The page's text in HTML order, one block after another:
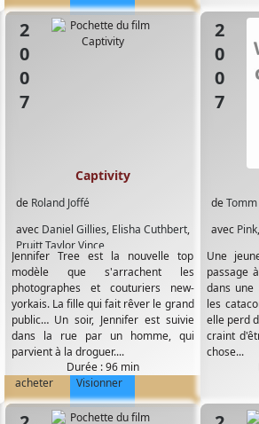
2007
de Roland Joffé
avec Daniel Gillies, Elisha Cuthbert,
Pruitt Taylor Vince
Captivity
Jennifer Tree est la nouvelle top
modèle que s'arrachent les
photographes et couturiers new-
yorkais. La fille qui fait rêver le grand
public… Un soir, Jennifer est suivie
dans la rue par un homme, qui
parvient à la droguer....
Durée : 96 min
acheter
Visionner
2007
deTomm
avec Pink,
Une
passage
dans une
les
elle perd
craint
chose...